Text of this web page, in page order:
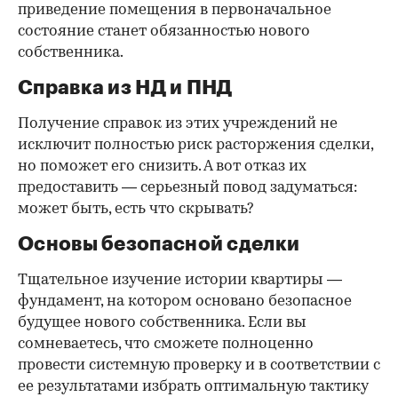
приведение помещения в первоначальное
состояние станет обязанностью нового
собственника.
Справка из НД и ПНД
Получение справок из этих учреждений не
исключит полностью риск расторжения сделки,
но поможет его снизить. А вот отказ их
предоставить — серьезный повод задуматься:
может быть, есть что скрывать?
Основы безопасной сделки
Тщательное изучение истории квартиры —
фундамент, на котором основано безопасное
будущее нового собственника. Если вы
сомневаетесь, что сможете полноценно
провести системную проверку и в соответствии с
ее результатами избрать оптимальную тактику